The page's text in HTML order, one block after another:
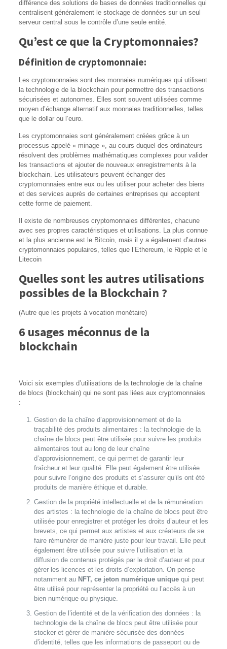
différence des solutions de bases de données traditionnelles qui
centralisent généralement le stockage de données sur un seul
serveur central sous le contrôle d’une seule entité.
Qu’est ce que la Cryptomonnaies?
Définition de cryptomonnaie:
Les cryptomonnaies sont des monnaies numériques qui utilisent
la technologie de la blockchain pour permettre des transactions
sécurisées et autonomes. Elles sont souvent utilisées comme
moyen d’échange alternatif aux monnaies traditionnelles, telles
que le dollar ou l’euro.
Les cryptomonnaies sont généralement créées grâce à un
processus appelé « minage », au cours duquel des ordinateurs
résolvent des problèmes mathématiques complexes pour valider
les transactions et ajouter de nouveaux enregistrements à la
blockchain. Les utilisateurs peuvent échanger des
cryptomonnaies entre eux ou les utiliser pour acheter des biens
et des services auprès de certaines entreprises qui acceptent
cette forme de paiement.
Il existe de nombreuses cryptomonnaies différentes, chacune
avec ses propres caractéristiques et utilisations. La plus connue
et la plus ancienne est le Bitcoin, mais il y a également d’autres
cryptomonnaies populaires, telles que l’Ethereum, le Ripple et le
Litecoin
Quelles sont les autres utilisations
possibles de la Blockchain ?
(Autre que les projets à vocation monétaire)
6 usages méconnus de la
blockchain
Voici six exemples d’utilisations de la technologie de la chaîne
de blocs (blockchain) qui ne sont pas liées aux cryptomonnaies
:
Gestion de la chaîne d’approvisionnement et de la
traçabilité des produits alimentaires : la technologie de la
chaîne de blocs peut être utilisée pour suivre les produits
alimentaires tout au long de leur chaîne
d’approvisionnement, ce qui permet de garantir leur
fraîcheur et leur qualité. Elle peut également être utilisée
pour suivre l’origine des produits et s’assurer qu’ils ont été
produits de manière éthique et durable.
Gestion de la propriété intellectuelle et de la rémunération
des artistes : la technologie de la chaîne de blocs peut être
utilisée pour enregistrer et protéger les droits d’auteur et les
brevets, ce qui permet aux artistes et aux créateurs de se
faire rémunérer de manière juste pour leur travail. Elle peut
également être utilisée pour suivre l’utilisation et la
diffusion de contenus protégés par le droit d’auteur et pour
gérer les licences et les droits d’exploitation. On pense
notamment au NFT, ce jeton numérique uniquequi peut
être utilisé pour représenter la propriété ou l’accès à un
bien numérique ou physique.
Gestion de l’identité et de la vérification des données : la
technologie de la chaîne de blocs peut être utilisée pour
stocker et gérer de manière sécurisée des données
d’identité, telles que les informations de passeport ou de